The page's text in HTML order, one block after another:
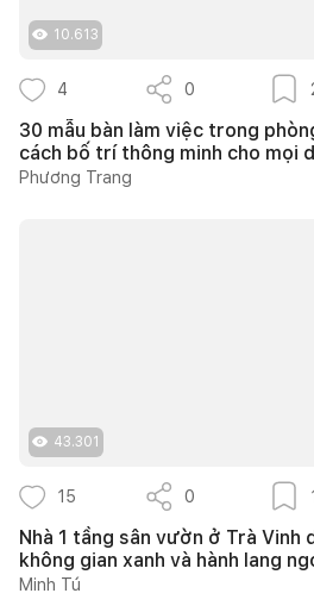
10.613
4 0
30 mẫu bàn làm việc trong
cách bố trí thông minh cho mọi
Phương Trang
43.301
15 0
Nhà 1 tầng sân vườn ở Trà Vinh
không gian xanh và hành lang
Minh Tú